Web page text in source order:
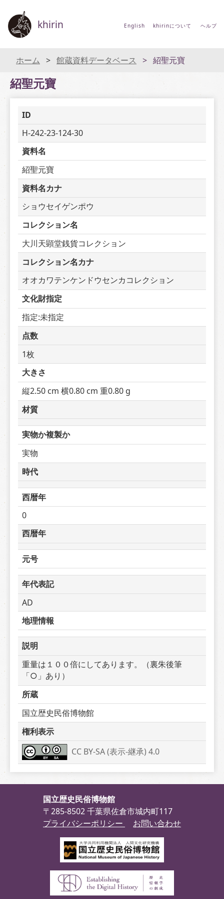
khirin English khirinについて ヘルプ
ホーム 館蔵資料データベース 紹聖元寶
紹聖元寶
ID
H-242-23-124-30
資料名
紹聖元寶
資料名カナ
ショウセイゲンポウ
コレクション名
大川天顕堂銭貨コレクション
コレクション名カナ
オオカワテンケンドウセンカコレクション
文化財指定
指定:未指定
点数
1枚
大きさ
縦2.50 cm 横0.80 cm 重0.80 g
材質
実物か複製か
実物
時代
西暦年
0
西暦年
元号
年代表記
AD
地理情報
説明
重量は１００倍にしてあります。（裏朱後筆
「○」あり）
所蔵
国立歴史民俗博物館
権利表示
CC BY-SA (表示-継承) 4.0
国立歴史民俗博物館
〒285-8502 千葉県佐倉市城内町117
プライバシーポリシー
お問い合わせ